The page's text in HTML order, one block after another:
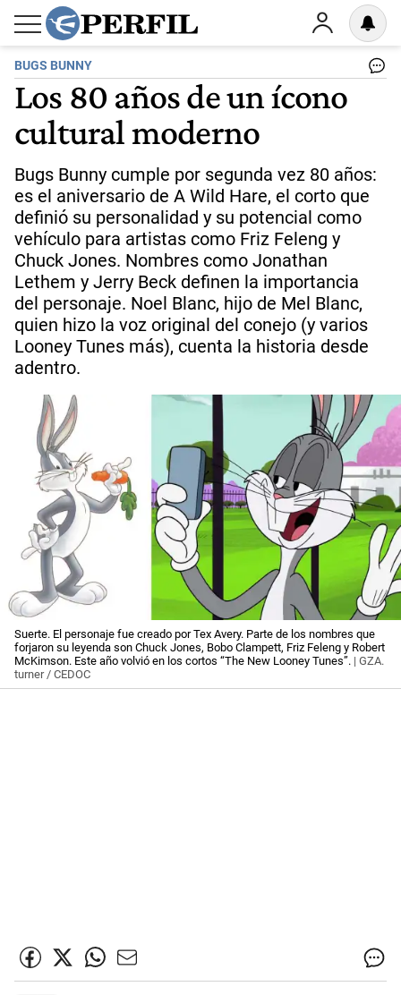
BUGS BUNNY
Los 80 años de un ícono
cultural moderno
Bugs Bunny cumple por segunda vez 80 años:
es el aniversario de A Wild Hare, el corto que
definió su personalidad y su potencial como
vehículo para artistas como Friz Feleng y
Chuck Jones. Nombres como Jonathan
Lethem y Jerry Beck definen la importancia
del personaje. Noel Blanc, hijo de Mel Blanc,
quien hizo la voz original del conejo (y varios
Looney Tunes más), cuenta la historia desde
adentro.
Suerte. El personaje fue creado por Tex Avery. Parte de los nombres que
forjaron su leyenda son Chuck Jones, Bobo Clampett, Friz Feleng y Robert
McKimson. Este año volvió en los cortos “The New Looney Tunes”. | GZA.
turner / CEDOC